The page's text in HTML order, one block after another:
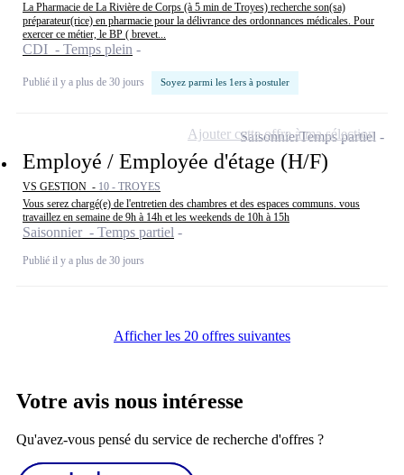
La Pharmacie de La Rivière de Corps (à 5 min de Troyes) recherche son(sa)
préparateur(rice) en pharmacie pour la délivrance des ordonnances médicales. Pour
exercer ce métier, le BP ( brevet...
CDI - Temps plein
Publié il y a plus de 30 jours Soyez parmi les 1ers à postuler
Employé / Employée d'étage (H/F)
VS GESTION - 10 - TROYES
Vous serez chargé(e) de l'entretien des chambres et des espaces communs. vous
travaillez en semaine de 9h à 14h et les weekends de 10h à 15h
Saisonnier - Temps partiel
Publié il y a plus de 30 jours
SaisonnierTemps partiel
Ajouter cette offre à ma sélection
Afficher les 20 offres suivantes
Votre avis nous intéresse
Qu'avez-vous pensé du service de recherche d'offres ?